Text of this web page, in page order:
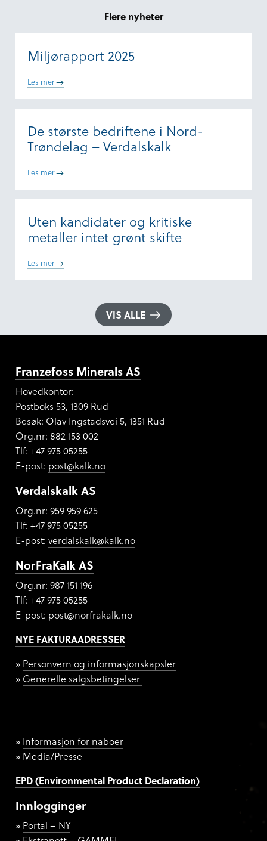
Flere nyheter
Miljørapport 2025
Les mer
De største bedriftene i Nord-
Trøndelag – Verdalskalk
Les mer
Uten kandidater og kritiske
metaller intet grønt skifte
Les mer
VIS ALLE
Franzefoss Minerals AS
Hovedkontor:
Postboks 53, 1309 Rud
Besøk: Olav Ingstadsvei 5, 1351 Rud
Org.nr: 882 153 002
Tlf: +47 975 05255
E-post: post@kalk.no
Verdalskalk AS
Org.nr: 959 959 625
Tlf: +47 975 05255
E-post: verdalskalk@kalk.no
NorFraKalk AS
Org.nr: 987 151 196
Tlf: +47 975 05255
E-post: post@norfrakalk.no
NYE FAKTURAADRESSER
Personvern og informasjonskapsler
Generelle salgsbetingelser
Informasjon for naboer
Media/Presse
EPD (Environmental Product Declaration)
Innlogginger
Portal – NY